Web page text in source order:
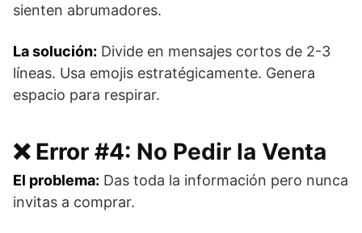
sienten abrumadores.
La solución: Divide en mensajes cortos de 2-3
líneas. Usa emojis estratégicamente. Genera
espacio para respirar.
❌ Error #4: No Pedir la Venta
El problema: Das toda la información pero nunca
invitas a comprar.